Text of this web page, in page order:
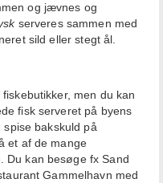
og jævnes og
serveres sammen med
sild eller stegt ål.
fiskebutikker, men du kan
fisk serveret på byens
spise bakskuld på
et af de mange
Du kan besøge fx Sand
Gammelhavn med